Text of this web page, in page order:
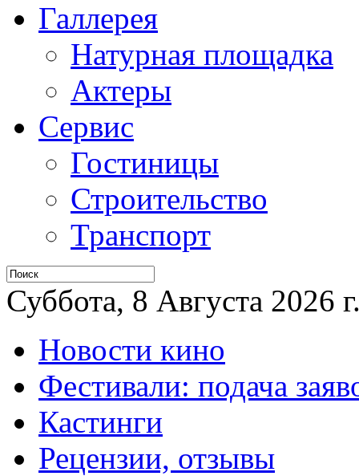
Галлерея
Натурная площадка
Актеры
Сервис
Гостиницы
Строительство
Транспорт
Суббота, 8 Августа 2026
Новости кино
Фестивали: подача
Кастинги
Рецензии, отзывы